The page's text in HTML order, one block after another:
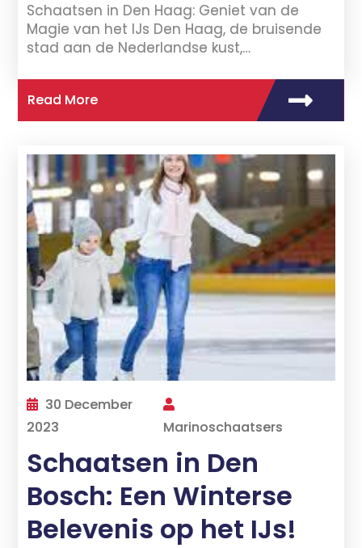
Schaatsen in Den Haag: Geniet van de
Magie van het IJs Den Haag, de bruisende
stad aan de Nederlandse kust,…
Read More
30 December
2023
Marinoschaatsers
Schaatsen in Den
Bosch: Een Winterse
Belevenis op het IJs!